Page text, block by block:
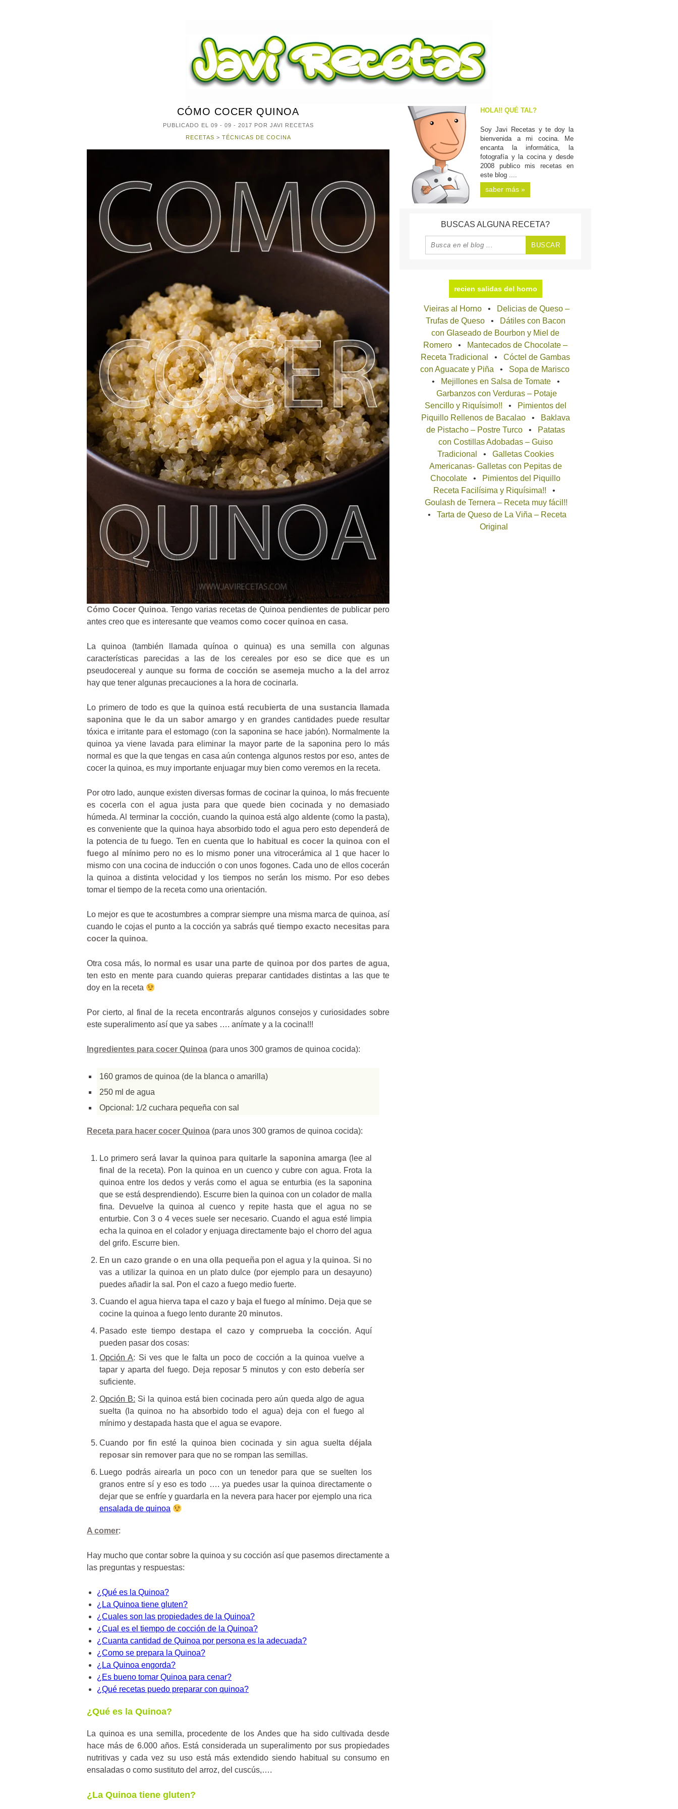
CÓMO COCER QUINOA
PUBLICADO EL 09 - 09 - 2017 POR JAVI RECETAS
RECETAS > TÉCNICAS DE COCINA
Cómo Cocer Quinoa. Tengo varias recetas de Quinoa pendientes de publicar pero
antes creo que es interesante que veamos como cocer quinoa en casa.
La quinoa (también llamada quínoa o quinua) es una semilla con algunas
características parecidas a las de los cereales por eso se dice que es un
pseudocereal y aunquesu forma de cocción se asemeja mucho a la del arroz
hay que tener algunas precauciones a la hora de cocinarla.
Lo primero de todo es que la quinoa está recubierta de una sustancia llamada
saponina que le da un sabor amargo y en grandes cantidades puede resultar
tóxica e irritante para el estomago (con la saponina se hace jabón). Normalmente la
quinoa ya viene lavada para eliminar la mayor parte de la saponina pero lo más
normal es que la que tengas en casa aún contenga algunos restos por eso, antes de
cocer la quinoa, es muy importante enjuagar muy bien como veremos en la receta.
Por otro lado, aunque existen diversas formas de cocinar la quinoa, lo más frecuente
es cocerla con el agua justa para que quede bien cocinada y no demasiado
húmeda. Al terminar la cocción, cuando la quinoa está algo aldente(como la pasta),
es conveniente que la quinoa haya absorbido todo el agua pero esto dependerá de
la potencia de tu fuego. Ten en cuenta que lo habitual es cocer la quinoa con el
fuego al mínimo pero no es lo mismo poner una vitrocerámica al 1 que hacer lo
mismo con una cocina de inducción o con unos fogones. Cada uno de ellos cocerán
la quinoa a distinta velocidad y los tiempos no serán los mismo. Por eso debes
tomar el tiempo de la receta como una orientación.
Lo mejor es que te acostumbres a comprar siempre una misma marca de quinoa, así
cuando le cojas el punto a la cocción ya sabrásqué tiempo exacto necesitas para
cocer la quinoa.
Otra cosa más, lo normal es usar una parte de quinoa por dos partes de agua,
ten esto en mente para cuando quieras preparar cantidades distintas a las que te
doy en la receta
Por cierto, al final de la receta encontrarás algunos consejos y curiosidades sobre
este superalimento así que ya sabes …. anímate y a la cocina!!!
Ingredientes para cocer Quinoa (para unos 300 gramos de quinoa cocida):
160 gramos de quinoa (de la blanca o amarilla)
250 ml de agua
Opcional: 1/2 cuchara pequeña con sal
Receta para hacer cocer Quinoa (para unos 300 gramos de quinoa cocida):
Lo primero será lavar la quinoa para quitarle la saponina amarga(lee al
final de la receta). Pon la quinoa en un cuenco y cubre con agua. Frota la
quinoa entre los dedos y verás como el agua se enturbia (es la saponina
que se está desprendiendo). Escurre bien la quinoa con un colador de malla
fina. Devuelve la quinoa al cuenco y repite hasta que el agua no se
enturbie. Con 3 o 4 veces suele ser necesario. Cuando el agua esté limpia
echa la quinoa en el colador y enjuaga directamente bajo el chorro del agua
del grifo. Escurre bien.
En un cazo grande o en una olla pequeñapon elagua y laquinoa. Si no
vas a utilizar la quinoa en un plato dulce (por ejemplo para un desayuno)
puedes añadir la sal . Pon el cazo a fuego medio fuerte.
Cuando el agua hierva tapa el cazo y baja el fuego al mínimo. Deja que se
cocine la quinoa a fuego lento durante 20 minutos.
Pasado este tiempodestapa el cazo y comprueba la cocción. Aquí
pueden pasar dos cosas:
Opción A: Si ves que le falta un poco de cocción a la quinoa vuelve a
tapar y aparta del fuego. Deja reposar 5 minutos y con esto debería ser
suficiente.
Opción B: Si la quinoa está bien cocinada pero aún queda algo de agua
suelta (la quinoa no ha absorbido todo el agua) deja con el fuego al
mínimo y destapada hasta que el agua se evapore.
Cuando por fin esté la quinoa bien cocinada y sin agua suelta déjala
reposar sin remover para que no se rompan las semillas.
Luego podrás airearla un poco con un tenedor para que se suelten los
granos entre sí y eso es todo …. ya puedes usar la quinoa directamente o
dejar que se enfríe y guardarla en la nevera para hacer por ejemplo una rica
ensalada de quinoa
A comer:
Hay mucho que contar sobre la quinoa y su cocción así que pasemos directamente a
las preguntas y respuestas:
¿Qué es la Quinoa?
¿La Quinoa tiene gluten?
¿Cuales son las propiedades de la Quinoa?
¿Cual es el tiempo de cocción de la Quinoa?
¿Cuanta cantidad de Quinoa por persona es la adecuada?
¿Como se prepara la Quinoa?
¿La Quinoa engorda?
¿Es bueno tomar Quinoa para cenar?
¿Qué recetas puedo preparar con quinoa?
¿Qué es la Quinoa?
La quinoa es una semilla, procedente de los Andes que ha sido cultivada desde
hace más de 6.000 años. Está considerada un superalimento por sus propiedades
nutritivas y cada vez su uso está más extendido siendo habitual su consumo en
ensaladas o como sustituto del arroz, del cuscús,….
¿La Quinoa tiene gluten?
HOLA!! QUÉ TAL?
Soy Javi Recetas y te doy la
bienvenida a mi cocina. Me
encanta la informática, la
fotografía y la cocina y desde
2008 publico mis recetas en
este blog ....
saber más »
BUSCAS ALGUNA RECETA?
recien salidas del horno
Vieiras al Horno
Delicias de Queso –
Trufas de Queso
Dátiles con Bacon
con Glaseado de Bourbon y Miel de
Romero
Mantecados de Chocolate –
Receta Tradicional
Cóctel de Gambas
con Aguacate y Piña
Sopa de Marisco
Mejillones en Salsa de Tomate
Garbanzos con Verduras – Potaje
Sencillo y Riquísimo!!
Pimientos del
Piquillo Rellenos de Bacalao
Baklava
de Pistacho – Postre Turco
Patatas
con Costillas Adobadas – Guiso
Tradicional
Galletas Cookies
Americanas- Galletas con Pepitas de
Chocolate
Pimientos del Piquillo
Receta Facilísima y Riquísima!!
Goulash de Ternera – Receta muy fácil!!
Tarta de Queso de La Viña – Receta
Original